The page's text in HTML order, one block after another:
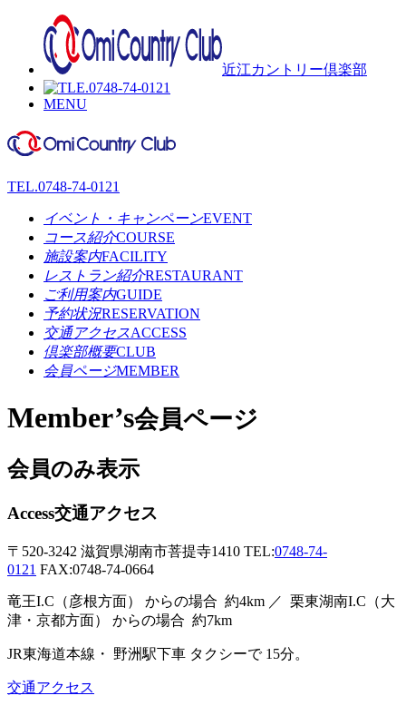
近江カントリー倶楽部
MENU
TEL.0748-74-0121
イベント・キャンペーンEVENT
コース紹介COURSE
施設案内FACILITY
レストラン紹介RESTAURANT
ご利用案内GUIDE
予約状況RESERVATION
交通アクセスACCESS
倶楽部概要CLUB
会員ページMEMBER
Member’s会員ページ
会員のみ表示
Access交通アクセス
〒520-3242 滋賀県湖南市菩提寺1410 TEL:0748-74-
0121 FAX:0748-74-0664
竜王I.C（彦根方面） からの場合 約4km ／ 栗東湖南I.C（大
津・京都方面）
からの場合 約7km
JR東海道本線・ 野洲駅下車 タクシーで 15分。
交通アクセス